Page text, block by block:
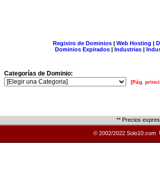
Registro de Dominios| Web Hosting |
Dominios Expirados | Industrias |
Categorías de Dominio:
[Pág.
** Precios
© 2002/2022 Solo10.com